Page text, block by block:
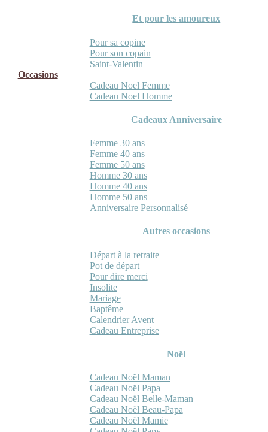
Et pour les amoureux
Pour sa copine
Pour son copain
Saint-Valentin
Occasions
Cadeau Noel Femme
Cadeau Noel Homme
Cadeaux Anniversaire
Femme 30 ans
Femme 40 ans
Femme 50 ans
Homme 30 ans
Homme 40 ans
Homme 50 ans
Anniversaire Personnalisé
Autres occasions
Départ à la retraite
Pot de départ
Pour dire merci
Insolite
Mariage
Baptême
Calendrier Avent
Cadeau Entreprise
Noël
Cadeau Noël Maman
Cadeau Noël Papa
Cadeau Noël Belle-Maman
Cadeau Noël Beau-Papa
Cadeau Noël Mamie